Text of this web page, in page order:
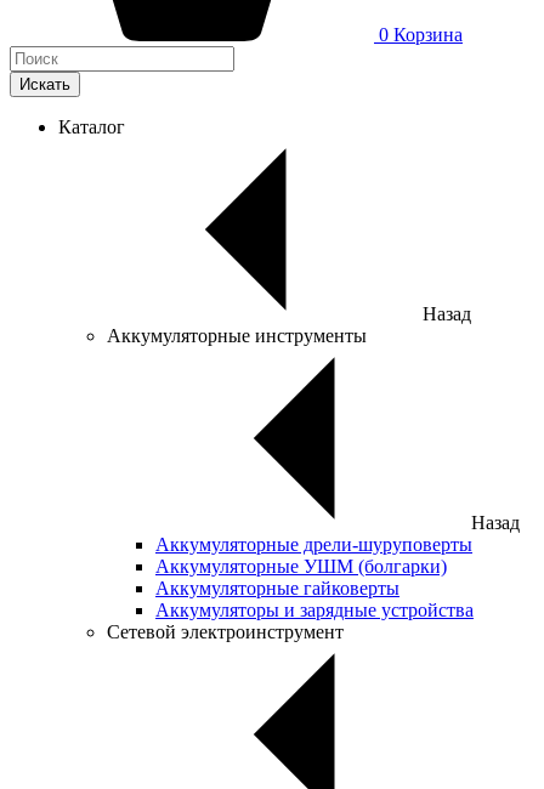
0 Корзина
Искать
Каталог
Назад
Аккумуляторные инструменты
Назад
Аккумуляторные дрели-шуруповерты
Аккумуляторные УШМ (болгарки)
Аккумуляторные гайковерты
Аккумуляторы и зарядные устройства
Сетевой электроинструмент